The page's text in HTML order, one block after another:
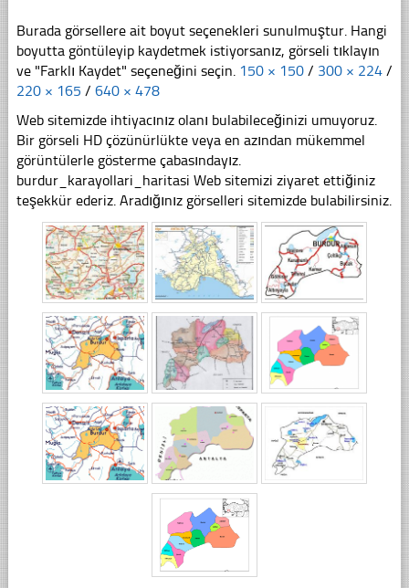
Burada görsellere ait boyut seçenekleri sunulmuştur. Hangi
boyutta göntüleyip kaydetmek istiyorsanız, görseli tıklayın
ve "Farklı Kaydet" seçeneğini seçin. 150 × 150 / 300 × 224 /
220 × 165 / 640 × 478
Web sitemizde ihtiyacınız olanı bulabileceğinizi umuyoruz.
Bir görseli HD çözünürlükte veya en azından mükemmel
görüntülerle gösterme çabasındayız.
burdur_karayollari_haritasi Web sitemizi ziyaret ettiğiniz
teşekkür ederiz. Aradığınız görselleri sitemizde bulabilirsiniz.